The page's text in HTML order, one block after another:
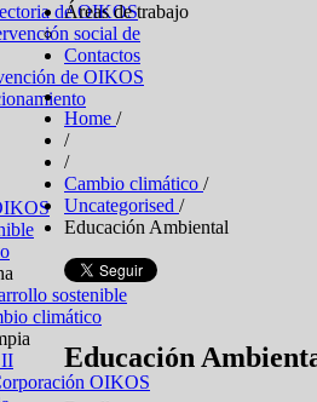
de OIKOS
social de
de OIKOS
Áreas de trabajo
sostenible
climático
II
OIKOS
Contactos
Home /
/
/
Cambio climático /
Uncategorised /
Educación Ambiental
Educación